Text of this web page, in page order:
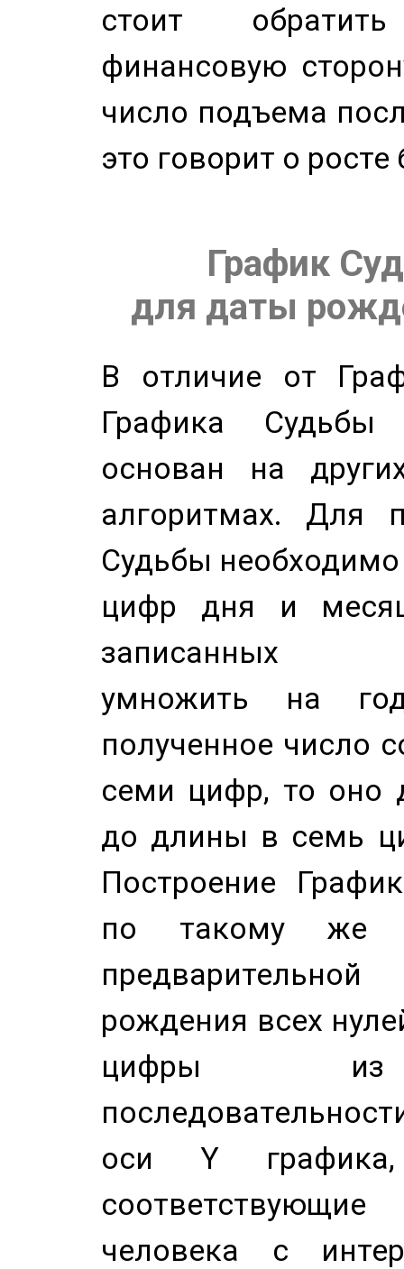
стоит
финансовую
число подъема
это говорит о
График
для даты
В отличие от
Графика
основан на
алгоритмах. Для
Судьбы
цифр дня и
записанных
умножить на
полученное число
семи цифр, то оно
до длины в семь
Построение
по такому же
рождения всех
цифры из
оси Y
человека с